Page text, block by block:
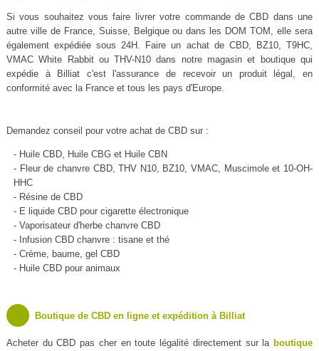
Si vous souhaitez vous faire livrer votre commande de CBD dans une
autre ville de France, Suisse, Belgique ou dans les DOM TOM, elle sera
également expédiée sous 24H. Faire un achat de CBD, BZ10, T9HC,
VMAC White Rabbit ou THV-N10 dans notre magasin et boutique qui
expédie à Billiat c'est l'assurance de recevoir un produit légal, en
conformité avec la France et tous les pays d'Europe.
Demandez conseil pour votre achat de CBD sur :
- Huile CBD, Huile CBG et Huile CBN
- Fleur de chanvre CBD, THV N10, BZ10, VMAC, Muscimole et 10-OH-
HHC
- Résine de CBD
- E liquide CBD pour cigarette électronique
- Vaporisateur d'herbe chanvre CBD
- Infusion CBD chanvre : tisane et thé
- Crème, baume, gel CBD
- Huile CBD pour animaux
Boutique de CBD en ligne et expédition à Billiat
Acheter du CBD pas cher en toute légalité directement sur la boutique